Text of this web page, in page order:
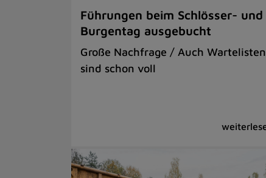
Führungen beim Schlösser- und
Burgentag ausgebucht
Große Nachfrage / Auch Wartelisten
sind schon voll